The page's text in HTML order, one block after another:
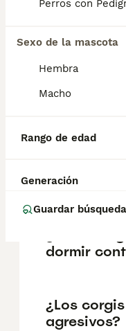
Perros con
Sexo de la mascota
Hembra
Macho
Rango de edad
Generación
Guardar búsqueda
¿Por qué
corgis
pelo?
¿A los
dormir
¿Los
agresivos?